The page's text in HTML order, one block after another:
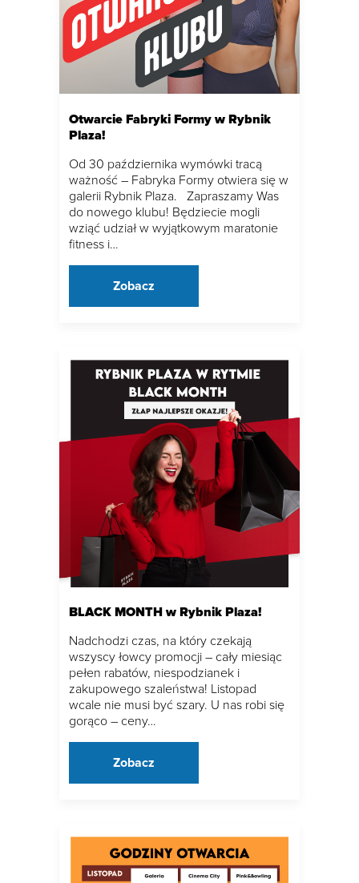
Otwarcie Fabryki Formy w Rybnik
Plaza!
Od 30 października wymówki tracą
ważność – Fabryka Formy otwiera się w
galerii Rybnik Plaza. Zapraszamy Was
do nowego klubu! Będziecie mogli
wziąć udział w wyjątkowym maratonie
fitness i…
Zobacz
BLACK MONTH w Rybnik Plaza!
Nadchodzi czas, na który czekają
wszyscy łowcy promocji – cały miesiąc
pełen rabatów, niespodzianek i
zakupowego szaleństwa! Listopad
wcale nie musi być szary. U nas robi się
gorąco – ceny…
Zobacz